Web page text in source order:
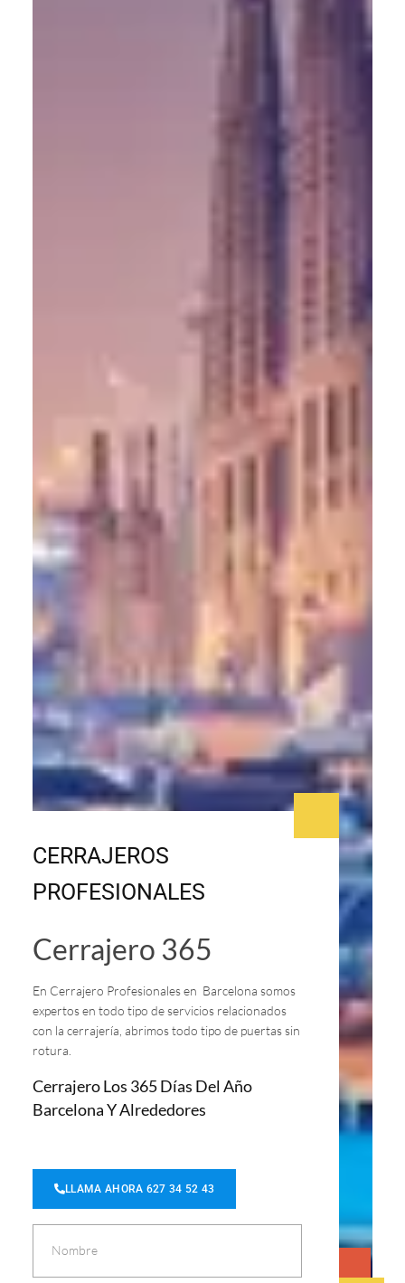
CERRAJEROS
PROFESIONALES
Cerrajero 365
En Cerrajero Profesionales en Barcelona somos
expertos en todo tipo de servicios relacionados
con la cerrajería, abrimos todo tipo de puertas sin
rotura.
Cerrajero Los 365 Días Del Año
Barcelona Y Alrededores
LLAMA AHORA 627 34 52 43